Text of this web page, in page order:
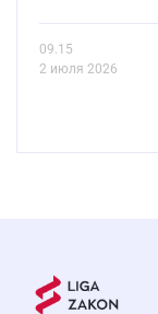
09.15
2 июля 2026